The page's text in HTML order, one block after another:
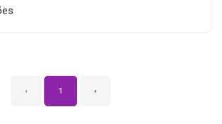
‹ 1 ›